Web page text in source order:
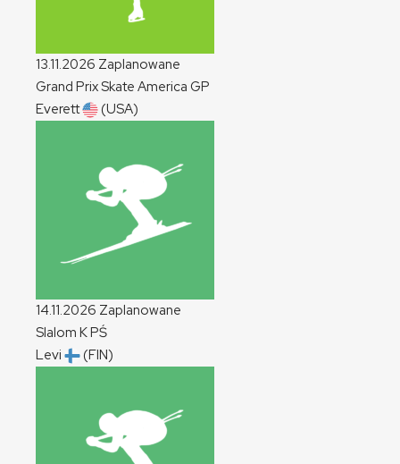
13.11.2026 Zaplanowane
Grand Prix Skate America GP
Everett
(USA)
14.11.2026 Zaplanowane
Slalom KPŚ
Levi
(FIN)